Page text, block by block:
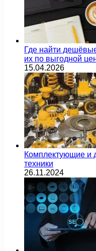
Где найти
их по выгодной
15.04.2026
Комплектующие и
техники
26.11.2024